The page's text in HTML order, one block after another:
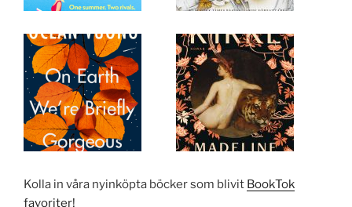
Kolla in våra nyinköpta böcker som blivit BookTok
favoriter!